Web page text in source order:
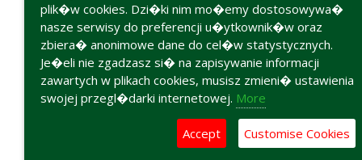
plik�w cookies. Dzi�ki nim mo�emy dostosowywa�
nasze serwisy do preferencji u�ytkownik�w oraz
zbiera� anonimowe dane do cel�w statystycznych.
Je�eli nie zgadzasz si� na zapisywanie informacji
zawartych w plikach cookies, musisz zmieni� ustawienia
swojej przegl�darki internetowej. More
Accept Customise Cookies